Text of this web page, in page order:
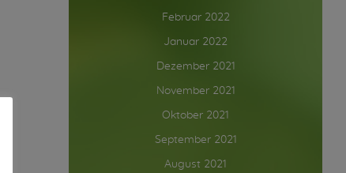
Februar 2022
Januar 2022
Dezember 2021
November 2021
Oktober 2021
September 2021
August 2021